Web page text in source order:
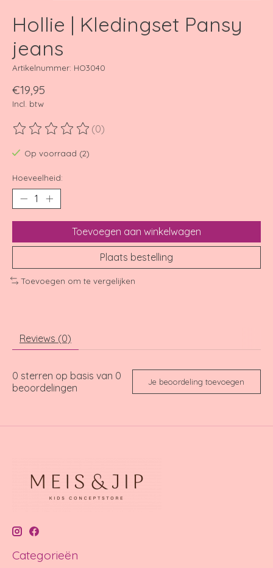
Hollie | Kledingset Pansy
jeans
Artikelnummer: HO3040
€19,95
Incl. btw
De beoordeling van dit product is
(0)
Op voorraad (2)
Hoeveelheid:
Toevoegen aan winkelwagen
Plaats bestelling
Toevoegen om te vergelijken
Reviews (0)
0 sterren op basis van 0
beoordelingen
Je beoordeling toevoegen
Categorieën